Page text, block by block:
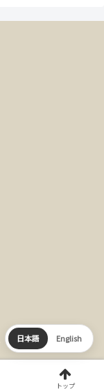
トップ
日本語 English